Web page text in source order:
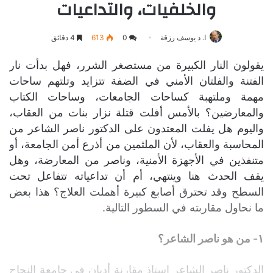
والخلفيات، والتداعيات
ا. د يوسف رزقة 0
613
يقولون النار الكبيرة من مستصغر الشرر، فهل بدأت نار
الفتنة والفلتان الأمني في الضفة تتزايد وتلتهم ساحات
مهمة وملتهبة كساحات الجامعات، وساحات الكتاب
والمعارضين؟ بالأمس أفلت قتلة نزار بنات من العقاب،
واليوم هل يفلت المعتدون على الدكتور ناصر الشاعر من
المحاسبة والعقاب، لأن الملثمين من أذرع أمن الجامعة، أو
متنفذين في الأجهزة الأمنية، وناصر من المعارضة، وهل
يقف الحدث هنا وينتهي، أم أن تداعياته تتفاعل تحت
السطح وقد تحترق أصابع كبيرة أهملت العلاج؟ هذا بعض
ما نحاول مقاربته في السطور التالية.
١- من هو ناصر الشاعر؟
الدكتور ناصر الشاعر استاذ مقارنة أديان في جامعة النجاح